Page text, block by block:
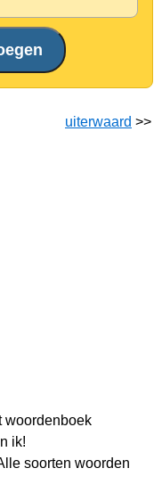
uiterwaard >>
woordenboek
ik!
soorten woorden